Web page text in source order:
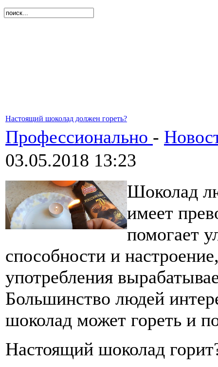
Настоящий шоколад должен гореть?
Профессионально -
03.05.2018 13:23
Шоколад
имеет
помогает
способности и
употребления
Большинство людей
шоколад может гореть и
Настоящий шоколад